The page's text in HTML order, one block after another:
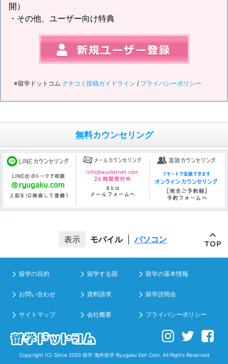
開）
・その他、ユーザー向け特典
※留学ドットコム クチコミ投稿ガイドライン / プライバシーポリシー
無料カウンセリング
モバイル パソコン
留学の目的 留学する国 留学の基本情報
お問い合わせ 資料請求 留学説明会
サイトマップ 会社概要 プライバシーポリシー
Copyright (C) Since 2003 留学 海外留学Ryugaku Dot Com. All Rights Reserved